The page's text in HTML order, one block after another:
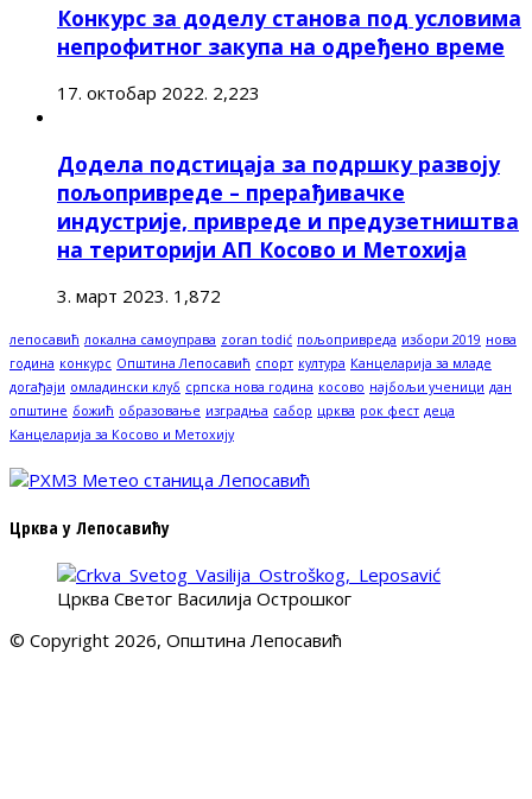
Конкурс за доделу станова под условима
непрофитног закупа на одређено време
17. октобар 2022. 2,223
Додела подстицаја за подршку развоју
пољопривреде – прерађивачке
индустрије, привреде и предузетништва
на територији АП Косово и Метохија
3. март 2023. 1,872
лепосавић локална самоуправа zoran todić пољопривреда избори 2019 нова
година конкурс Општина Лепосавић спорт култура Канцеларија за младе
догађаји омладински клуб српска нова година косово најбољи ученици дан
општине божић образовање изградња сабор црква рок фест деца
Канцеларија за Косово и Метохију
Црква у Лепосавићу
Црква Светог Василија Острошког
© Copyright 2026, Општина Лепосавић